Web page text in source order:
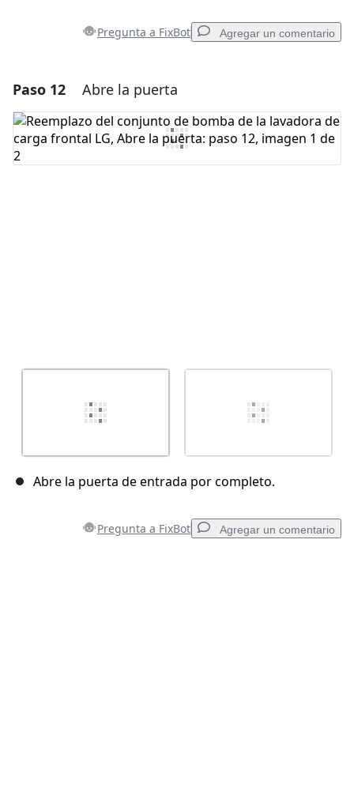
Pregunta a FixBot Agregar un comentario
Agregar un comentario
Agregar Comentario
Paso 12 Abre la puerta
Abre la puerta de entrada por completo.
Pregunta a FixBot Agregar un comentario